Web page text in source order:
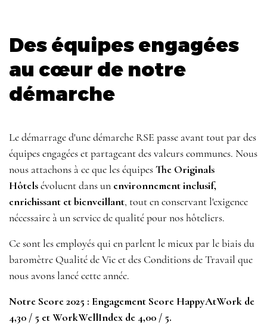
Des équipes engagées
au cœur de notre
démarche
Le démarrage d'une démarche RSE passe avant tout par des
équipes engagées et partageant des valeurs communes. Nous
nous attachons à ce que les équipesThe Originals
Hôtelsévoluent dans un environnement inclusif,
enrichissant et bienveillant, tout en conservant l'exigence
nécessaire à un service de qualité pour nos hôteliers.
Ce sont les employés qui en parlent le mieux par le biais du
baromètre Qualité de Vie et des Conditions de Travail que
nous avons lancé cette année.
Notre Score 2025 : Engagement Score HappyAtWork de
4,30 / 5 et WorkWellIndex de 4,00 / 5.